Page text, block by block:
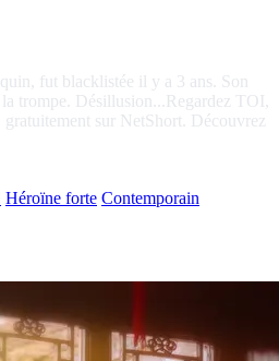
fut blacklistée il y a 3 ans. Son
trompe. Désillusion...Regardez TOI,
sur NetShort. Découvrez
Héroïne forte Contemporain